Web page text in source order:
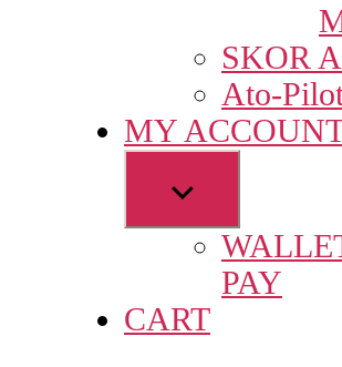
SKOR A
Ato-
MY
Show
sub
menu
PAY
CART